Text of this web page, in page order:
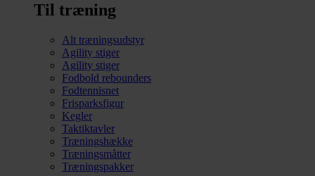
Til træning
Alt træningsudstyr
Agility stiger
Agility stiger
Fodbold rebounders
Fodtennisnet
Frisparksfigur
Kegler
Taktiktavler
Træningshække
Træningsmåtter
Træningspakker